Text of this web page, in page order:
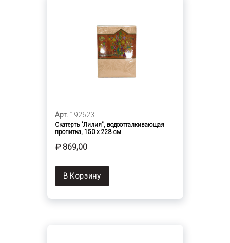
Арт. 192623
Скатерть "Лилия", водоотталкивающая
пропитка, 150 х 228 см
₽ 869,00
В Корзину